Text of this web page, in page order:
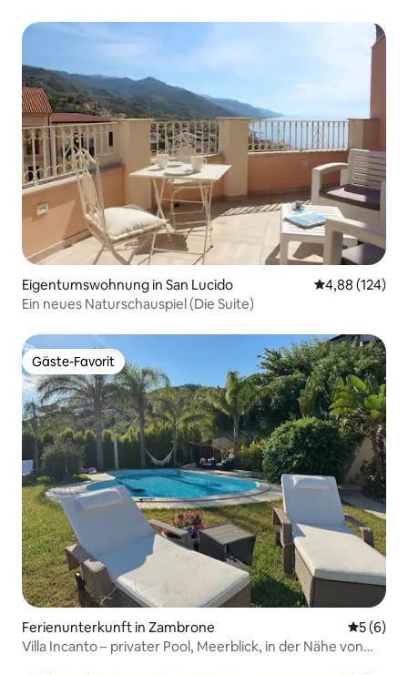
Eigentumswohnung in San Lucido
4,88 (124)
Ein neues Naturschauspiel (Die Suite)
Gäste-Favorit
Gäste-Favorit
Ferienunterkunft in Zambrone
5 (6)
Villa Incanto – privater Pool, Meerblick, in der Nähe von